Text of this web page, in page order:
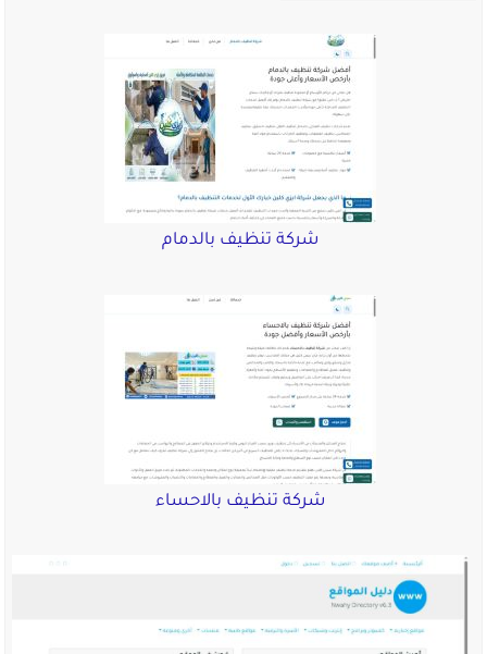
شركة تنظيف بالدمام
شركة تنظيف بالاحساء